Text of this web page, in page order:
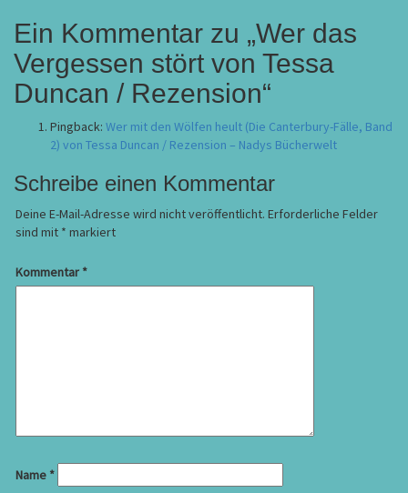
Ein Kommentar zu „Wer das
Vergessen stört von Tessa
Duncan / Rezension“
Pingback: Wer mit den Wölfen heult (Die Canterbury-Fälle, Band
2) von Tessa Duncan / Rezension – Nadys Bücherwelt
Schreibe einen Kommentar
Deine E-Mail-Adresse wird nicht veröffentlicht. Erforderliche Felder
sind mit * markiert
Kommentar *
Name *